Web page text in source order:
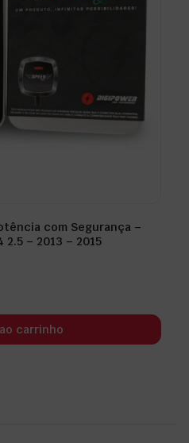
com Segurança –
2.5 – 2013 – 2015
carrinho